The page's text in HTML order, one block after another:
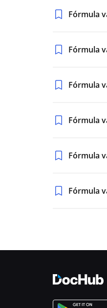
Fórmula
Fórmula
Fórmula
Fórmula
Fórmula
Fórmula